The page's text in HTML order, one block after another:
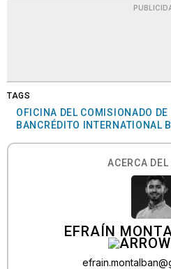
TAGS
OFICINA DEL COMISIONADO
BANCRÉDITO INTERNATIONAL
ACERCA DEL
EFRAÍN